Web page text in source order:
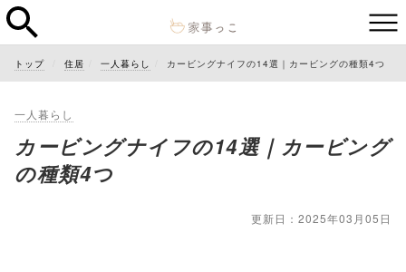
トップ 住居 一人暮らし カービングナイフの14選｜カービングの種類4つ
一人暮らし
カービングナイフの14選｜カービング
の種類4つ
更新日：2025年03月05日